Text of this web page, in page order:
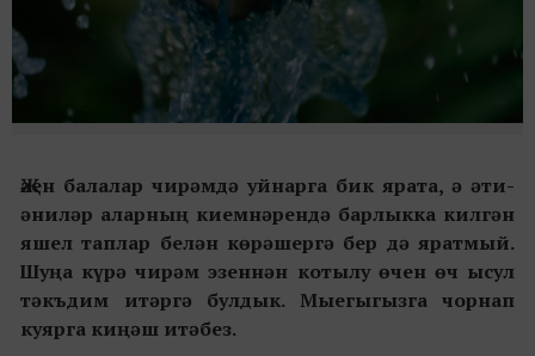
Җәен балалар чирәмдә уйнарга бик ярата, ә әти-
әниләр аларның киемнәрендә барлыкка килгән
яшел таплар белән көрәшергә бер дә яратмый.
Шуңа күрә чирәм эзеннән котылу өчен өч ысул
тәкъдим итәргә булдык. Мыегыгызга чорнап
куярга киңәш итәбез.